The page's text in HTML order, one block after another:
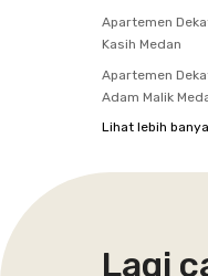
Apartemen
Kasih Medan
Apartemen
Adam Malik
Lihat lebih
Lagi